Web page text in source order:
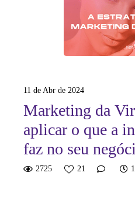
11 de Abr de 2024
Marketing da
aplicar o que a
faz no seu
2725 21